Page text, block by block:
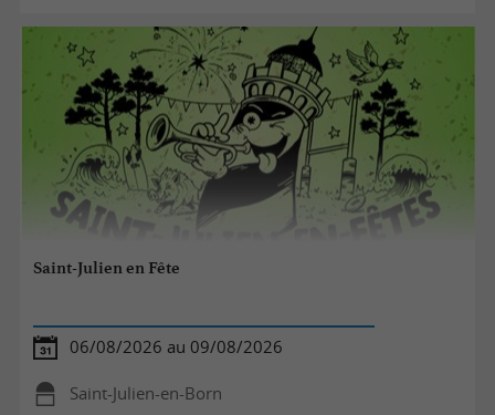
Saint-Julien en Fête
06/08/2026 au 09/08/2026
Saint-Julien-en-Born